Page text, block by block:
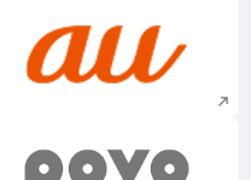
新規ウィンドウで